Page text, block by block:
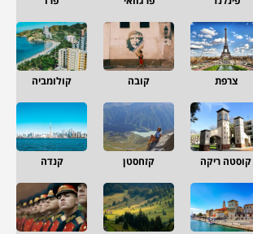
צרפת קובה קולומביה
קוסטה ריקה קזחסטן קנדה